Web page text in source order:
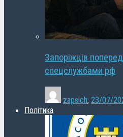
Запоріжців
спецслужбами рф
zapsich, 23/07/
Політика